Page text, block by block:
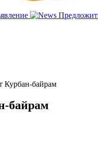
Курбан-байрам
байрам